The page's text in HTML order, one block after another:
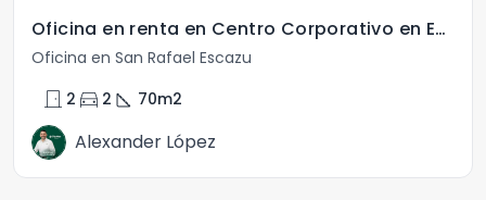
Oficina en renta en Centro Corporativo en Escazú
Oficina en San Rafael Escazu
door_front 2 directions_car 2 square_foot 70m2
Alexander López